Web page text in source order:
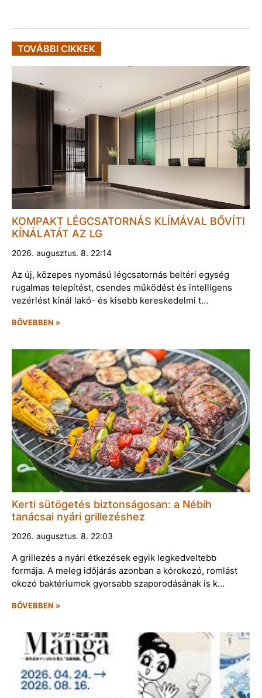
TOVÁBBI CIKKEK
KOMPAKT LÉGCSATORNÁS KLÍMÁVAL BŐVÍTI
KÍNÁLATÁT AZ LG
2026. augusztus. 8. 22:14
Az új, közepes nyomású légcsatornás beltéri egység
rugalmas telepítést, csendes működést és intelligens
vezérlést kínál lakó- és kisebb kereskedelmi t…
BŐVEBBEN »
Kerti sütögetés biztonságosan: a Nébih
tanácsai nyári grillezéshez
2026. augusztus. 8. 22:03
A grillezés a nyári étkezések egyik legkedveltebb
formája. A meleg időjárás azonban a kórokozó, romlást
okozó baktériumok gyorsabb szaporodásának is k…
BŐVEBBEN »